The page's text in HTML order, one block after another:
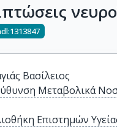
Βασίλειος
Μεταβολικά
Επιστημών